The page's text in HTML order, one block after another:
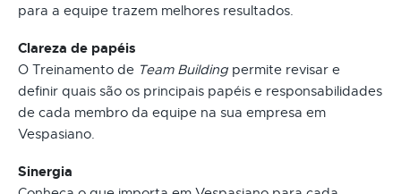
para a equipe trazem melhores resultados.
Clareza de papéis
O Treinamento de Team Building permite revisar e
definir quais são os principais papéis e responsabilidades
de cada membro da equipe na sua empresa em
Vespasiano.
Sinergia